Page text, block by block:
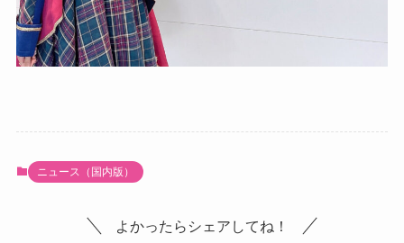
ニュース（国内版）
よかったらシェアしてね！